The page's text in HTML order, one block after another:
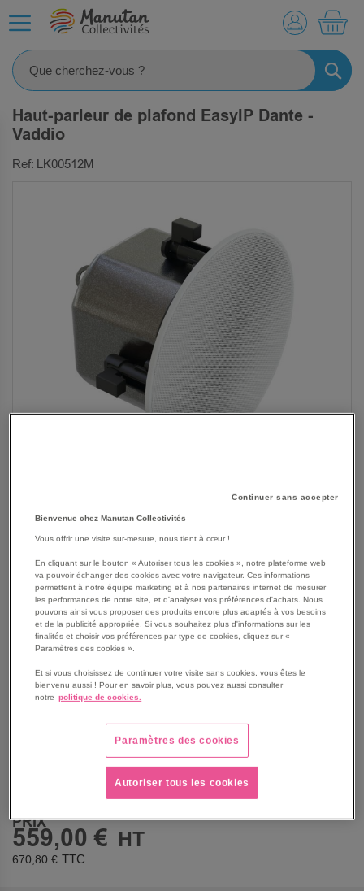
Haut-parleur de plafond EasyIP Dante -
Vaddio
Ref: LK00512M
SKIP
BEGINNING
IMAGES
GALLERY
Les avantages
Haut-parleur 2 voies optimisé pour la clarté vocale
Audio en réseau Dante
Montage au plafond ou au mur
Grille de haut-parleur magnétique et connexion de câble
RJ45, Cat.5
Sous 3 semaines
PRIX
559,00 €
670,80 €
Continuer sans accepter
Bienvenue chez Manutan Collectivités
Vous offrir une visite sur-mesure, nous tient à cœur !
En cliquant sur le bouton « Autoriser tous les cookies », notre plateforme web
va pouvoir échanger des cookies avec votre navigateur. Ces informations
permettent à notre équipe marketing et à nos partenaires internet de mesurer
les performances de notre site, et d'analyser vos préférences d'achats. Nous
pouvons ainsi vous proposer des produits encore plus adaptés à vos besoins
et de la publicité appropriée. Si vous souhaitez plus d'informations sur les
finalités et choisir vos préférences par type de cookies, cliquez sur «
Paramètres des cookies ».
Et si vous choisissez de continuer votre visite sans cookies, vous êtes le
bienvenu aussi ! Pour en savoir plus, vous pouvez aussi consulter
notre politique de cookies.
Paramètres des cookies
Autoriser tous les cookies